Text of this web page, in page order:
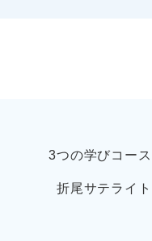
3つの学びコース
折尾サテライト